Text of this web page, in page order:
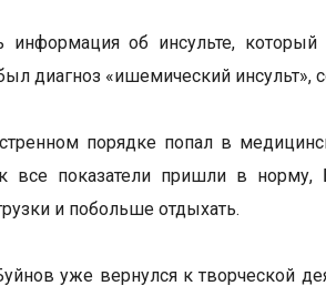
информация об инсульте,
диагноз «ишемический инсульт»,
порядке попал в
все показатели пришли в
и побольше отдыхать.
уже вернулся к творческой